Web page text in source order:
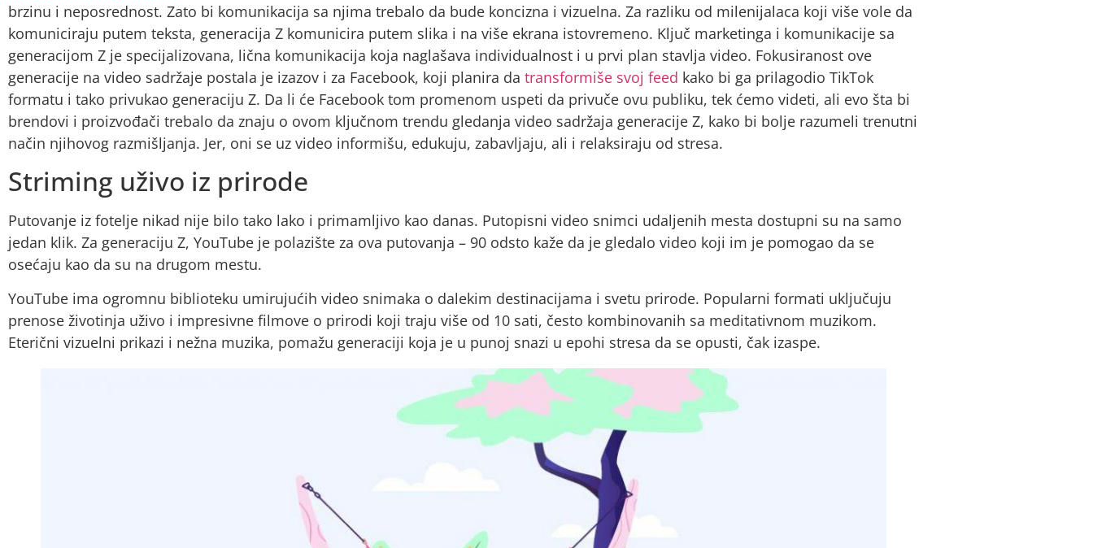
brzinu i neposrednost. Zato bi komunikacija sa njima trebalo da bude koncizna i vizuelna. Za razliku od milenijalaca koji više vole da
komuniciraju putem teksta, generacija Z komunicira putem slika i na više ekrana istovremeno. Ključ marketinga i komunikacije sa
generacijom Z je specijalizovana, lična komunikacija koja naglašava individualnost i u prvi plan stavlja video. Fokusiranost ove
generacije na video sadržaje postala je izazov i za Facebook, koji planira da transformiše svoj feed kako bi ga prilagodio TikTok
formatu i tako privukao generaciju Z. Da li će Facebook tom promenom uspeti da privuče ovu publiku, tek ćemo videti, ali evo šta bi
brendovi i proizvođači trebalo da znaju o ovom ključnom trendu gledanja video sadržaja generacije Z, kako bi bolje razumeli trenutni
način njihovog razmišljanja. Jer, oni se uz video informišu, edukuju, zabavljaju, ali i relaksiraju od stresa.
Striming uživo iz prirode
Putovanje iz fotelje nikad nije bilo tako lako i primamljivo kao danas. Putopisni video snimci udaljenih mesta dostupni su na samo
jedan klik. Za generaciju Z, YouTube je polazište za ova putovanja – 90 odsto kaže da je gledalo video koji im je pomogao da se
osećaju kao da su na drugom mestu.
YouTube ima ogromnu biblioteku umirujućih video snimaka o dalekim destinacijama i svetu prirode. Popularni formati uključuju
prenose životinja uživo i impresivne filmove o prirodi koji traju više od 10 sati, često kombinovanih sa meditativnom muzikom.
Eterični vizuelni prikazi i nežna muzika, pomažu generaciji koja je u punoj snazi u epohi stresa da se opusti, čak izaspe.